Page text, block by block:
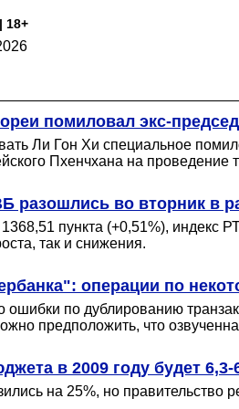
18+
помиловал экс-
Ли Гон Хи специальное
Пхенчхана на
во вторник в
пункта (+0,51%), индекс
так и снижения.
операции по
ошибки по дублированию
предположить, что
в 2009 году будет 6,3-
на 25%, но правительство